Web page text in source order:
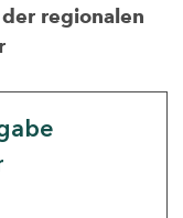
regionalen